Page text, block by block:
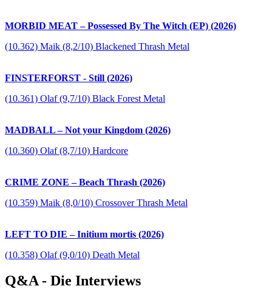
MORBID MEAT – Possessed By The Witch (EP) (2026)
(10.362) Maik (8,2/10) Blackened Thrash Metal
FINSTERFORST - Still (2026)
(10.361) Olaf (9,7/10) Black Forest Metal
MADBALL – Not your Kingdom (2026)
(10.360) Olaf (8,7/10) Hardcore
CRIME ZONE – Beach Thrash (2026)
(10.359) Maik (8,0/10) Crossover Thrash Metal
LEFT TO DIE – Initium mortis (2026)
(10.358) Olaf (9,0/10) Death Metal
Q&A - Die Interviews